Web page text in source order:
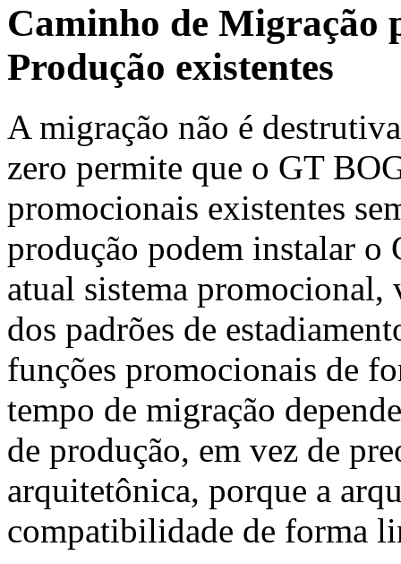
Caminho de Migração
Produção existentes
A migração não é
zero permite que o GT
promocionais existentes
produção podem instalar
atual sistema promocional,
dos padrões de
funções promocionais de
tempo de migração
de produção, em vez de
arquitetônica, porque a
compatibilidade de forma